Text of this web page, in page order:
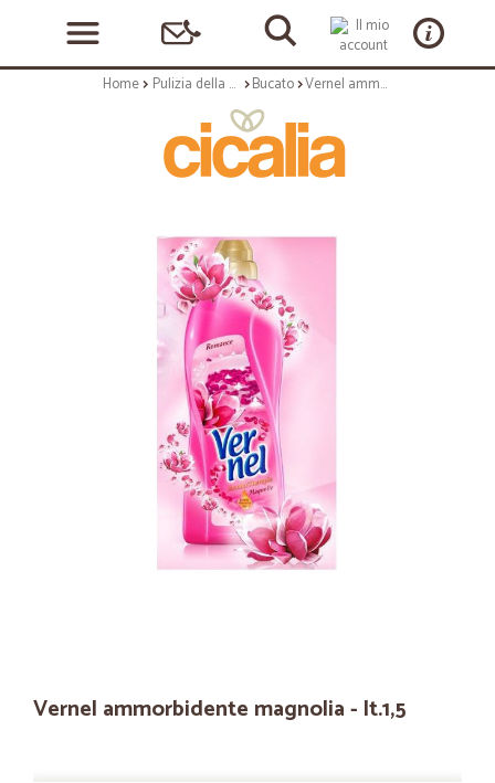
Home Pulizia della casa Bucato Vernel ammorbidente magnolia - lt.1,5
Vernel ammorbidente magnolia - lt.1,5